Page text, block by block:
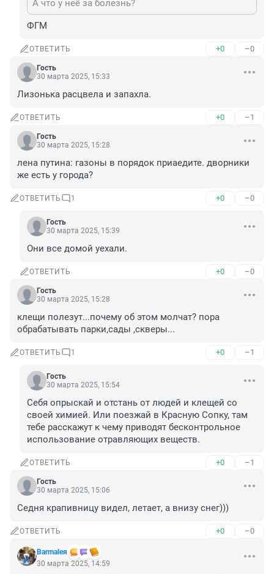
А что у неё за болезнь?
ФГМ
ОТВЕТИТЬ +0 –0
Гость
30 марта 2025, 15:33
Лизонька расцвела и запахла.
ОТВЕТИТЬ +0 –1
Гость
30 марта 2025, 15:28
лена путина: газоны в порядок приаедите. дворники
же есть у города?
ОТВЕТИТЬ 1 +0 –0
Гость
30 марта 2025, 15:39
Они все домой уехали.
ОТВЕТИТЬ +0 –0
Гость
30 марта 2025, 15:28
клещи полезут...почему об этом молчат? пора
обрабатывать парки,сады ,скверы...
ОТВЕТИТЬ 1 +0 –1
Гость
30 марта 2025, 15:54
Себя опрыскай и отстань от людей и клещей со
своей химией. Или поезжай в Красную Сопку, там
тебе расскажут к чему приводят бесконтрольное
использование отравляющих веществ.
ОТВЕТИТЬ +0 –1
Гость
30 марта 2025, 15:06
Седня крапивницу видел, летает, а внизу снег)))
ОТВЕТИТЬ +0 –0
Barmaleя
30 марта 2025, 14:59